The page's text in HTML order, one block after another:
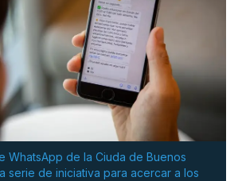
WhatsApp de la Ciuda de Buenos
serie de iniciativa para acercar a los